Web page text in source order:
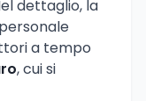
dettaglio, la
a tempo
, cui si